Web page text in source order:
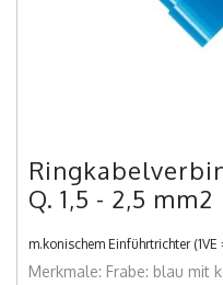
Q. 1,5 - 2,5 mm2
m.konischem Einführtrichter (1VE
Merkmale: Frabe: blau mit